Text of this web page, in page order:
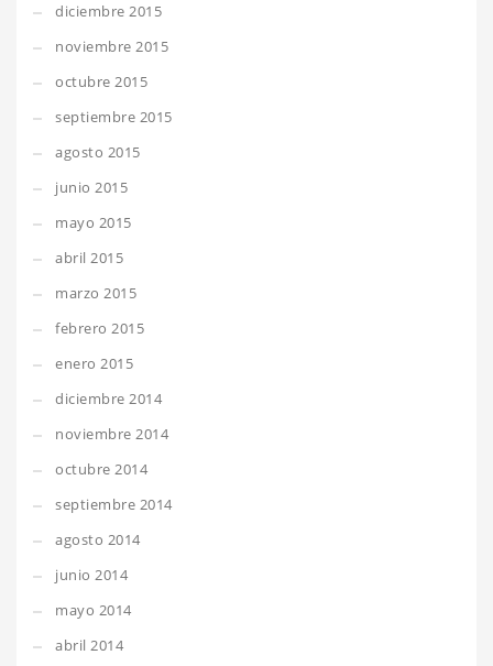
diciembre 2015
noviembre 2015
octubre 2015
septiembre 2015
agosto 2015
junio 2015
mayo 2015
abril 2015
marzo 2015
febrero 2015
enero 2015
diciembre 2014
noviembre 2014
octubre 2014
septiembre 2014
agosto 2014
junio 2014
mayo 2014
abril 2014